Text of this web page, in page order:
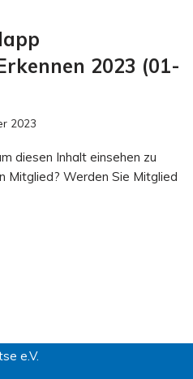
2023 (01-
2023
diesen Inhalt einsehen zu
Mitglied? Werden Sie Mitglied
e.V.